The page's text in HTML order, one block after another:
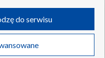
S.A. w likwidacji
przez Ciebie
jak adresy IP, identyfikatory
do serwisu